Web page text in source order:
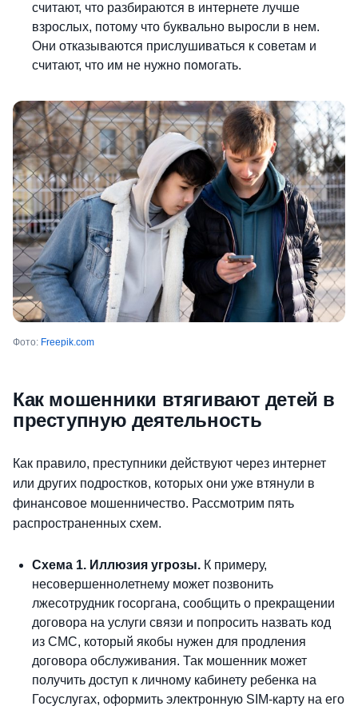
считают, что разбираются в интернете лучше
взрослых, потому что буквально выросли в нем.
Они отказываются прислушиваться к советам и
считают, что им не нужно помогать.
Фото: Freepik.com
Как мошенники втягивают детей в
преступную деятельность
Как правило, преступники действуют через интернет
или других подростков, которых они уже втянули в
финансовое мошенничество. Рассмотрим пять
распространенных схем.
Схема 1. Иллюзия угрозы. К примеру,
несовершеннолетнему может позвонить
лжесотрудник госоргана, сообщить о прекращении
договора на услуги связи и попросить назвать код
из СМС, который якобы нужен для продления
договора обслуживания. Так мошенник может
получить доступ к личному кабинету ребенка на
Госуслугах, оформить электронную SIM-карту на его